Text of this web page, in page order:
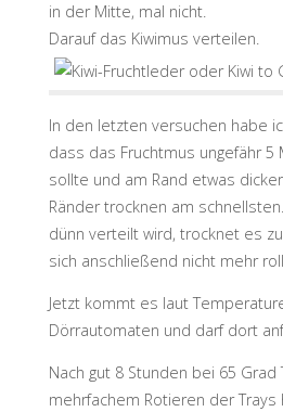
in der Mitte, mal nicht.
Darauf das Kiwimus verteilen.
In den letzten versuchen habe
dass das Fruchtmus ungefähr 5
sollte und am Rand etwas
Ränder trocknen am
dünn verteilt wird, trocknet es
sich anschließend nicht mehr
Jetzt kommt es laut
Dörrautomaten und darf dort
Nach gut 8 Stunden bei 65 Grad
mehrfachem Rotieren der